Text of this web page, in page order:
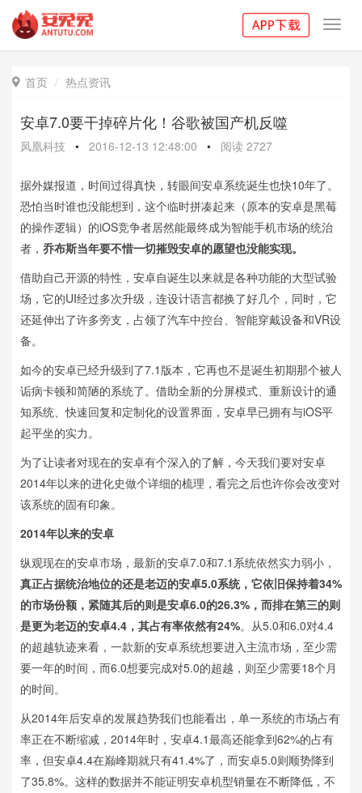
 首页 热点资讯
安卓7.0要干掉碎片化！谷歌被国产机反噬
凤凰科技 • 2016-12-13 12:48:00 • 阅读 2727
据外媒报道，时间过得真快，转眼间安卓系统诞生也快10年了。
恐怕当时谁也没能想到，这个临时拼凑起来（原本的安卓是黑莓
的操作逻辑）的iOS竞争者居然能最终成为智能手机市场的统治
者， 乔布斯当年要不惜一切摧毁安卓的愿望也没能实现。
借助自己开源的特性，安卓自诞生以来就是各种功能的大型试验
场，它的UI经过多次升级，连设计语言都换了好几个，同时，它
还延伸出了许多旁支，占领了汽车中控台、智能穿戴设备和VR设
备。
如今的安卓已经升级到了7.1版本，它再也不是诞生初期那个被人
诟病卡顿和简陋的系统了。借助全新的分屏模式、重新设计的通
知系统、快速回复和定制化的设置界面，安卓早已拥有与iOS平
起平坐的实力。
为了让读者对现在的安卓有个深入的了解，今天我们要对安卓
2014年以来的进化史做个详细的梳理，看完之后也许你会改变对
该系统的固有印象。
2014年以来的安卓
纵观现在的安卓市场，最新的安卓7.0和7.1系统依然实力弱小，
真正占据统治地位的还是老迈的安卓5.0系统，它依旧保持着34%
的市场份额，紧随其后的则是安卓6.0的26.3%，而排在第三的则
是更为老迈的安卓4.4，其占有率依然有24%。从5.0和6.0对4.4
的超越轨迹来看，一款新的安卓系统想要进入主流市场，至少需
要一年的时间，而6.0想要完成对5.0的超越，则至少需要18个月
的时间。
从2014年后安卓的发展趋势我们也能看出，单一系统的市场占有
率正在不断缩减，2014年时，安卓4.1最高还能拿到62%的占有
率，但安卓4.4在巅峰期就只有41.4%了，而安卓5.0则顺势降到
了35.8%。这样的数据并不能证明安卓机型销量在不断降低，不